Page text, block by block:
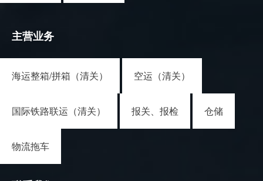
主营业务
海运整箱/拼箱（清关） 空运（清关）
国际铁路联运（清关） 报关、报检 仓储
物流拖车